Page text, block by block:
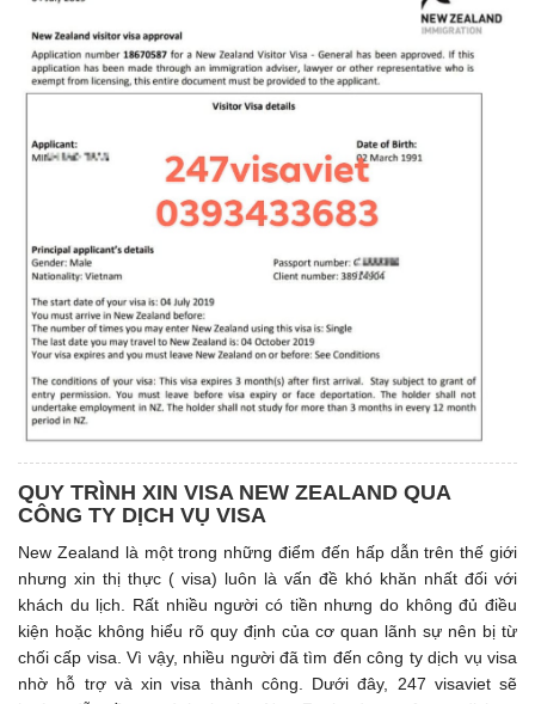
QUY TRÌNH XIN VISA NEW ZEALAND QUA
CÔNG TY DỊCH VỤ VISA
New Zealand là một trong những điểm đến hấp dẫn trên thế giới
nhưng xin thị thực ( visa) luôn là vấn đề khó khăn nhất đối với
khách du lịch. Rất nhiều người có tiền nhưng do không đủ điều
kiện hoặc không hiểu rõ quy định của cơ quan lãnh sự nên bị từ
chối cấp visa. Vì vậy, nhiều người đã tìm đến công ty dịch vụ visa
nhờ hỗ trợ và xin visa thành công. Dưới đây, 247 visaviet sẽ